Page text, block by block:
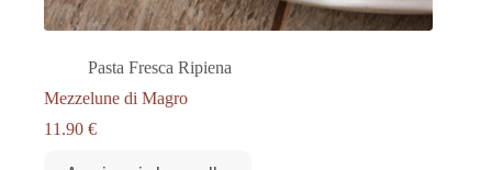
Pasta Fresca Ripiena
Mezzelune di Magro
11.90 €